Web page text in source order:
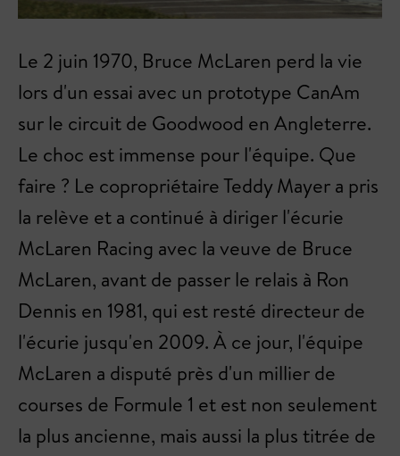
Le 2 juin 1970, Bruce McLaren perd la vie
lors d'un essai avec un prototype CanAm
sur le circuit de Goodwood en Angleterre.
Le choc est immense pour l'équipe. Que
faire ? Le copropriétaire Teddy Mayer a pris
la relève et a continué à diriger l'écurie
McLaren Racing avec la veuve de Bruce
McLaren, avant de passer le relais à Ron
Dennis en 1981, qui est resté directeur de
l'écurie jusqu'en 2009. À ce jour, l'équipe
McLaren a disputé près d'un millier de
courses de Formule 1 et est non seulement
la plus ancienne, mais aussi la plus titrée de